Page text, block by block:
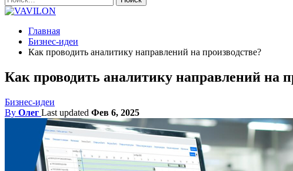
Главная
Бизнес-идеи
Как проводить аналитику направлений на производстве?
Как проводить аналитику направлений на
Бизнес-идеи
By Олег Last updated Фев 6, 2025